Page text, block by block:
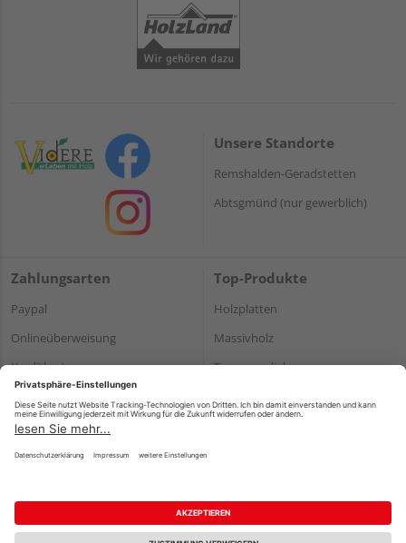
Unsere Standorte
Remshalden-Geradstetten
Abtsgmünd (nur gewerblich)
Zahlungsarten
Paypal
Onlineüberweisung
Kreditkarte
*Bonität vorausgesetzt
Top-Produkte
Holzplatten
Massivholz
Terrassendielen
Impressum Datenschutz AGB
Barrierefreiheitserklärung
Vertrag widerrufen